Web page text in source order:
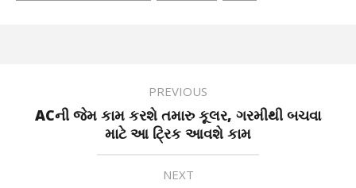
PREVIOUS
ACની જેમ કામ કરશે તમારુ કૂલર, ગરમીથી બચવા
માટે આ ટ્રિક આવશે કામ
NEXT